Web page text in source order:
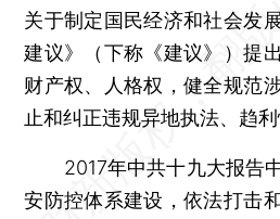
关于制定国民经济和社会发
建议》（下称《建议》）提
财产权、人格权，健全规范
止和纠正违规异地执法、趋利
2017年中共十九大报告
安防控体系建设，依法打击